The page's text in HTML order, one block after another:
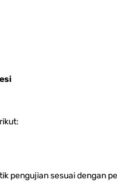
pengujian sesuai dengan